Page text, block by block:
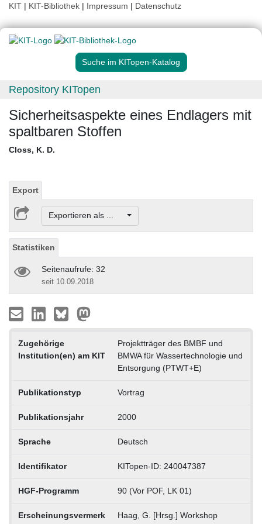
KIT | KIT-Bibliothek | Impressum | Datenschutz
Suche im KITopen-Katalog
Repository KITopen
Sicherheitsaspekte eines Endlagers mit
spaltbaren Stoffen
Closs, K. D.
Export
Exportieren als ...
Statistiken
Seitenaufrufe: 32
seit 10.09.2018
Zugehörige
Institution(en) am KIT
Projektträger des BMBF und
BMWA für Wassertechnologie und
Entsorgung (PTWT+E)
Publikationstyp Vortrag
Publikationsjahr 2000
Sprache Deutsch
Identifikator KITopen-ID: 240047387
HGF-Programm 90 (Vor POF, LK 01)
Erscheinungsvermerk
Haag, G. [Hrsg.] Workshop